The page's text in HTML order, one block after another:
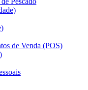
de Venda (POS)